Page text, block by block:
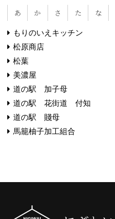
あ か さ た な
もりのいえキッチン
松原商店
松葉
美濃屋
道の駅 加子母
道の駅 花街道 付知
道の駅 賤母
馬籠柚子加工組合